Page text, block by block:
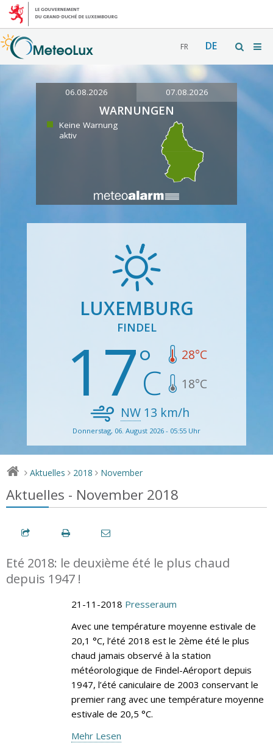
FR DE
06.08.2026 07.08.2026
WARNUNGEN
Keine Warnung
aktiv
LUXEMBURG
FINDEL
17 28°C
18°C
NW13 km/h
Donnerstag, 06. August 2026 - 05:55 Uhr
> Aktuelles > 2018 > November
Aktuelles - November 2018
Eté 2018: le deuxième été le plus chaud
depuis 1947 !
21-11-2018 Presseraum
Avec une température moyenne estivale de
20,1 °C, l’été 2018 est le 2ème été le plus
chaud jamais observé à la station
météorologique de Findel-Aéroport depuis
1947, l’été caniculaire de 2003 conservant le
premier rang avec une température moyenne
estivale de 20,5 °C.
Mehr Lesen